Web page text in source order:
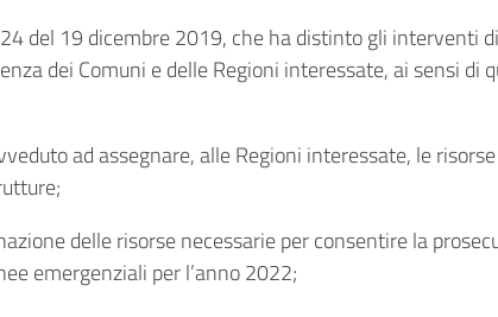
del 19 dicembre 2019, che ha distinto gli interventi
dei Comuni e delle Regioni interessate, ai sensi di
ad assegnare, alle Regioni interessate, le
delle risorse necessarie per consentire la
emergenziali per l’anno 2022;